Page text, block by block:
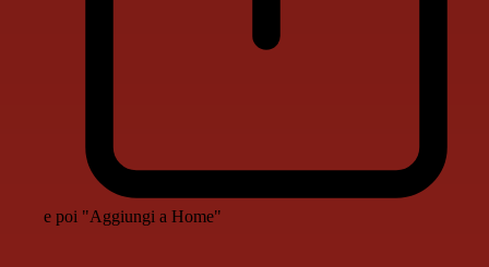
e poi "Aggiungi a Home"